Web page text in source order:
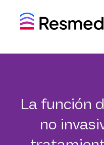
La función
no